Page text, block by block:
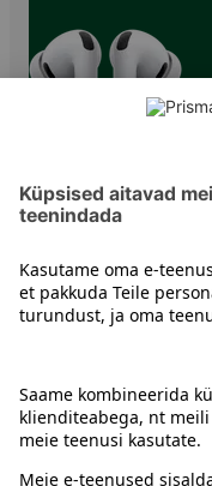
Nööpkõrvaklapid
Juhised